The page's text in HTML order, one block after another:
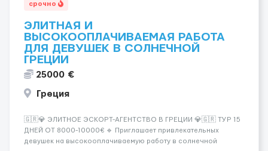
срочно
ЭЛИТНАЯ И
ВЫСОКООПЛАЧИВАЕМАЯ РАБОТА
ДЛЯ ДЕВУШЕК В СОЛНЕЧНОЙ
ГРЕЦИИ
25000 €
Греция
🇬🇷💎 ЭЛИТНОЕ ЭСКОРТ-АГЕНТСТВО В ГРЕЦИИ 💎🇬🇷 ТУР 15
ДНЕЙ ОТ 8000-10000€ 🔹 Приглашает привлекательных
девушек на высокооплачиваемую работу в солнечной